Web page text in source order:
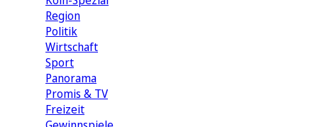
Region
Politik
Wirtschaft
Sport
Panorama
Promis & TV
Freizeit